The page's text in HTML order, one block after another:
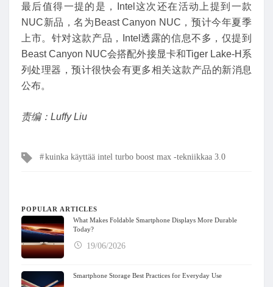
最后值得一提的是，Intel这次还在活动上提到一款
NUC新品，名为Beast Canyon NUC，预计今年夏季
上市。针对这款产品，Intel透露的信息不多，仅提到
Beast Canyon NUC会搭配外接显卡和Tiger Lake-H系
列处理器，预计很快会有更多相关这款产品的新消息
公布。
责编：Luffy Liu
Tagskuinka käyttää intel turbo boost max -tekniikkaa 3.0
POPULAR ARTICLES
What Makes Foldable Smartphone Displays More Durable
Today?
19/06/2026
Smartphone Storage Best Practices for Everyday Use